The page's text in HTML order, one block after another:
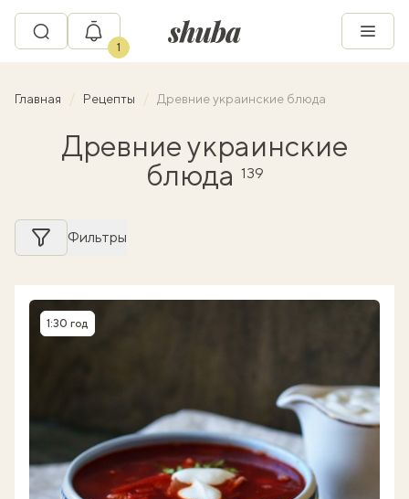
1
Главная Рецепты Древние украинские блюда
Древние украинские
блюда 139
Фильтры
Время приготовления
1:30 год